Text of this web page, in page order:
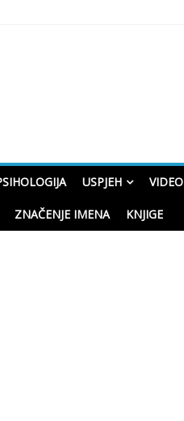
USPJEH VIDEO
ZNAČENJE IMENA KNJIGE